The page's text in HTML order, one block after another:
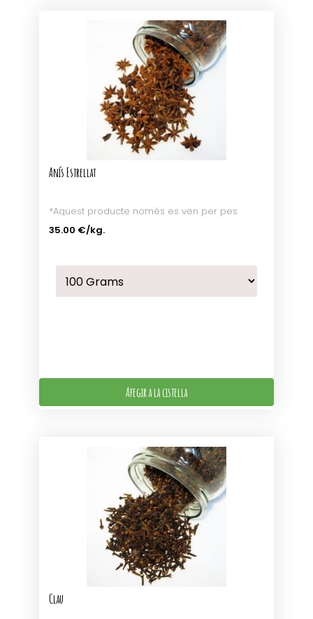
Anís Estrellat
*Aquest producte només es ven per pes
35.00 €/kg.
Afegir a la cistella
Clau